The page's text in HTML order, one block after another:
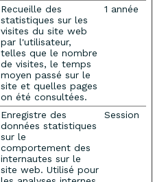
Recueille des
statistiques sur les
visites du site web
par l'utilisateur,
telles que le nombre
de visites, le temps
moyen passé sur le
site et quelles pages
on été consultées.
1 année
Enregistre des
données statistiques
sur le
comportement des
internautes sur le
site web. Utilisé pour
Session